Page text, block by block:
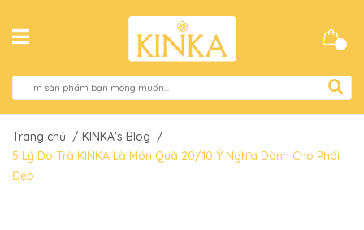
Trang chủ / KINKA's Blog /
5 Lý Do Trà KINKA Là Món Quà 20/10 Ý Nghĩa Dành Cho Phái
Đẹp